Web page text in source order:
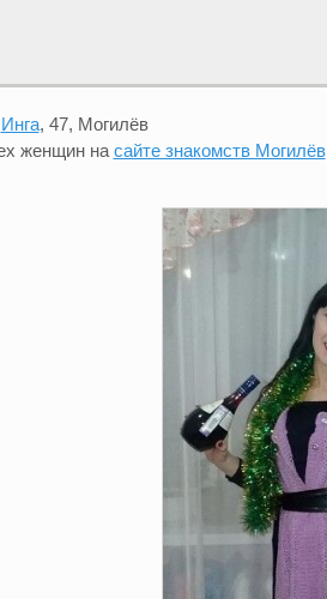
Инга, 47, Могилёв
женщин на сайте знакомств Могилёв